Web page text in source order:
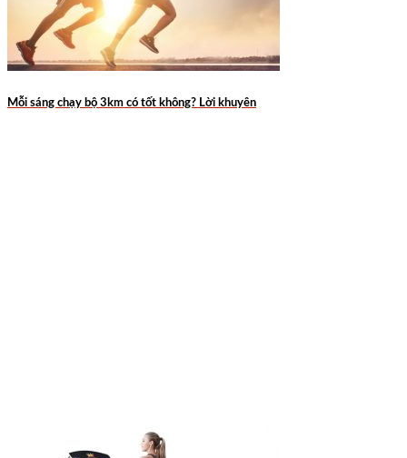
Mỗi sáng chạy bộ 3km có tốt không? Lời khuyên